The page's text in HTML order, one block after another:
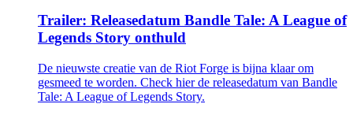
Trailer: Releasedatum Bandle Tale: A League of
Legends Story onthuld
De nieuwste creatie van de Riot Forge is bijna klaar om
gesmeed te worden. Check hier de releasedatum van Bandle
Tale: A League of Legends Story.